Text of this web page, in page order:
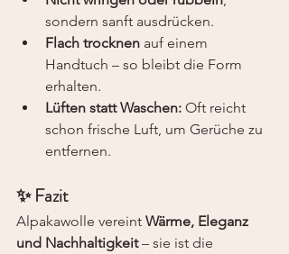
sondern sanft ausdrücken.
Flach trocknen auf einem
Handtuch – so bleibt die Form
erhalten.
Lüften statt Waschen: Oft reicht
schon frische Luft, um Gerüche zu
entfernen.
✨ Fazit
Alpakawolle vereint Wärme, Eleganz
und Nachhaltigkeit – sie ist die